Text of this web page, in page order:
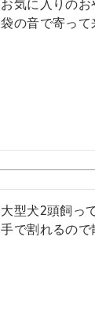
お気に入りのお
袋の音で寄って
大型犬2頭飼っ
手で割れるので